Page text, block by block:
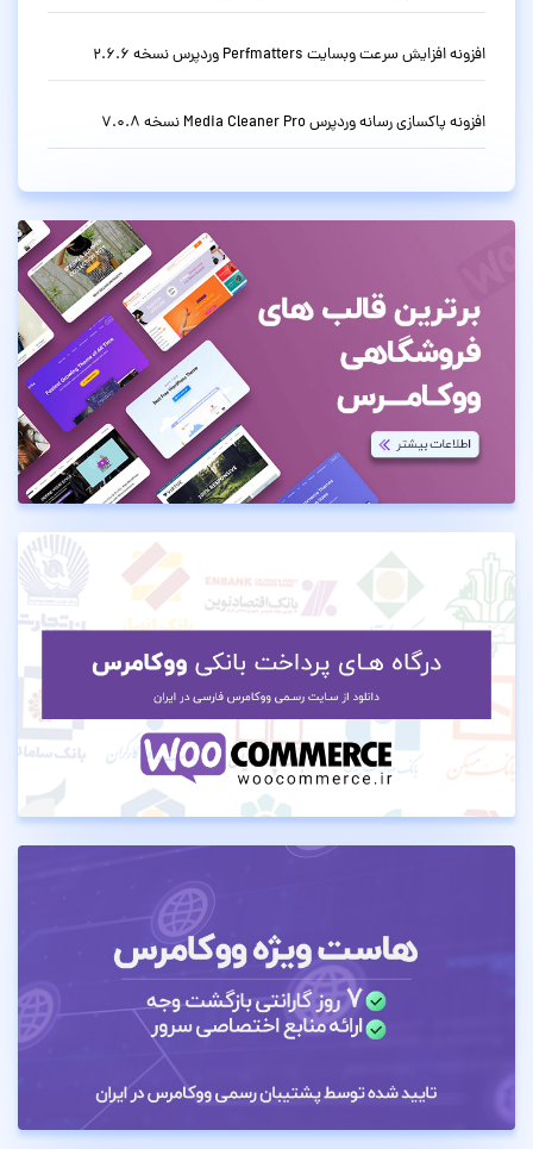
افزونه افزایش سرعت وبسایت Perfmatters وردپرس نسخه 2.6.6
افزونه پاکسازی رسانه وردپرس Media Cleaner Pro نسخه 7.0.8